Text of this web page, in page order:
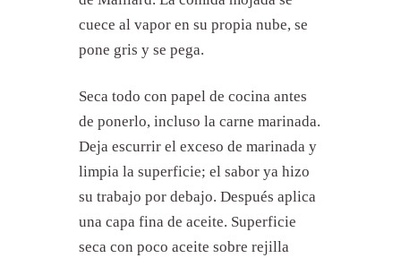
cuece al vapor en su propia nube, se
pone gris y se pega.
Seca todo con papel de cocina antes
de ponerlo, incluso la carne marinada.
Deja escurrir el exceso de marinada y
limpia la superficie; el sabor ya hizo
su trabajo por debajo. Después aplica
una capa fina de aceite. Superficie
seca con poco aceite sobre rejilla